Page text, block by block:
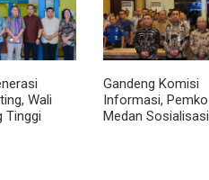
Wali
Tinggi
Gandeng Komisi
Informasi, Pemko
Medan Sosialisasi